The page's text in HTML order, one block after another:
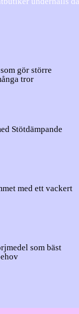
gör större
tror
Stötdämpande
med ett vackert
som bäst